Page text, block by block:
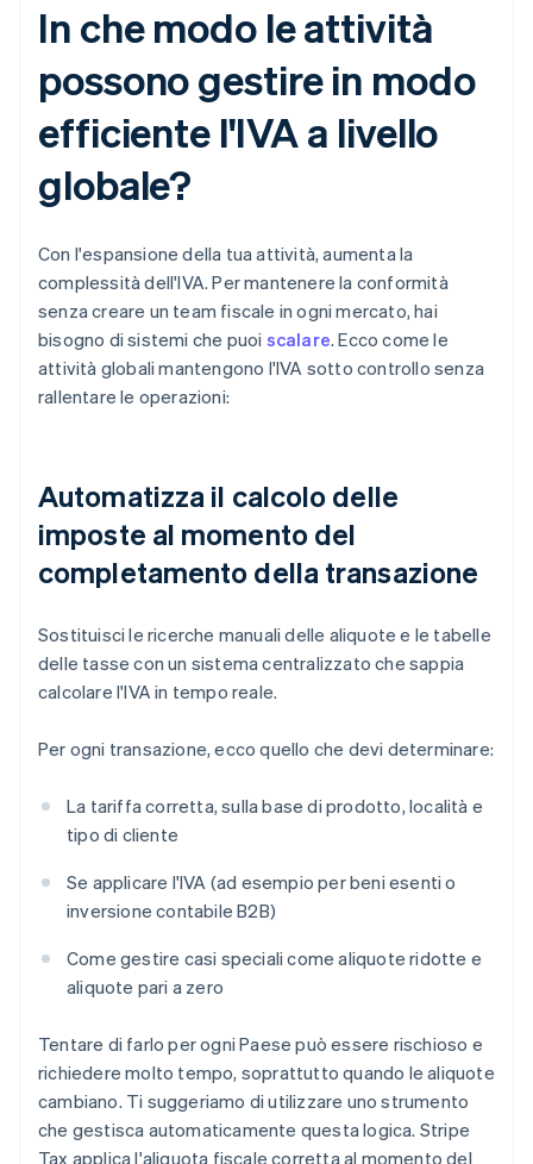
In che modo le attività
possono gestire in modo
efficiente l'IVA a livello
globale?
Con l'espansione della tua attività, aumenta la
complessità dell'IVA. Per mantenere la conformità
senza creare un team fiscale in ogni mercato, hai
bisogno di sistemi che puoi scalare. Ecco come le
attività globali mantengono l'IVA sotto controllo senza
rallentare le operazioni:
Automatizza il calcolo delle
imposte al momento del
completamento della transazione
Sostituisci le ricerche manuali delle aliquote e le tabelle
delle tasse con un sistema centralizzato che sappia
calcolare l'IVA in tempo reale.
Per ogni transazione, ecco quello che devi determinare:
La tariffa corretta, sulla base di prodotto, località e
tipo di cliente
Se applicare l'IVA (ad esempio per beni esenti o
inversione contabile B2B)
Come gestire casi speciali come aliquote ridotte e
aliquote pari a zero
Tentare di farlo per ogni Paese può essere rischioso e
richiedere molto tempo, soprattutto quando le aliquote
cambiano. Ti suggeriamo di utilizzare uno strumento
che gestisca automaticamente questa logica. Stripe
Tax applica l'aliquota fiscale corretta al momento del